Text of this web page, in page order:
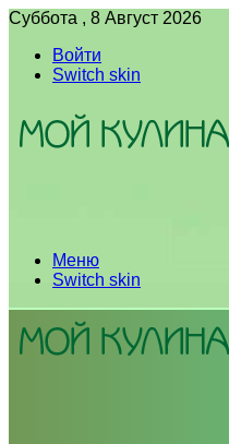
Суббота , 8 Август 2026
Войти
Switch skin
Меню
Switch skin